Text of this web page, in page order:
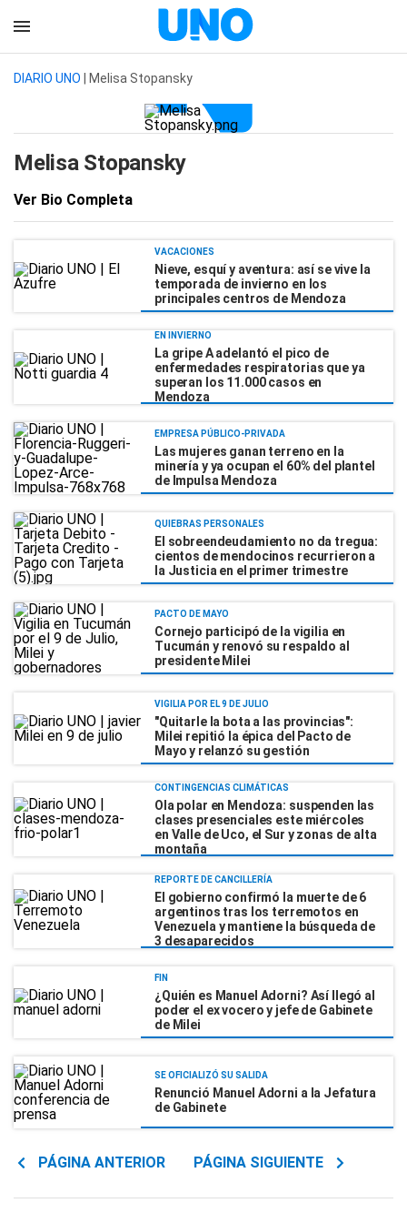
DIARIO UNO | Melisa Stopansky
Melisa Stopansky
Ver Bio Completa
VACACIONES
Nieve, esquí y aventura: así se vive la
temporada de invierno en los
principales centros de Mendoza
EN INVIERNO
La gripe A adelantó el pico de
enfermedades respiratorias que ya
superan los 11.000 casos en
Mendoza
EMPRESA PÚBLICO-PRIVADA
Las mujeres ganan terreno en la
minería y ya ocupan el 60% del plantel
de Impulsa Mendoza
QUIEBRAS PERSONALES
El sobreendeudamiento no da tregua:
cientos de mendocinos recurrieron a
la Justicia en el primer trimestre
PACTO DE MAYO
Cornejo participó de la vigilia en
Tucumán y renovó su respaldo al
presidente Milei
VIGILIA POR EL 9 DE JULIO
"Quitarle la bota a las provincias":
Milei repitió la épica del Pacto de
Mayo y relanzó su gestión
CONTINGENCIAS CLIMÁTICAS
Ola polar en Mendoza: suspenden las
clases presenciales este miércoles
en Valle de Uco, el Sur y zonas de alta
montaña
REPORTE DE CANCILLERÍA
El gobierno confirmó la muerte de 6
argentinos tras los terremotos en
Venezuela y mantiene la búsqueda de
3 desaparecidos
FIN
¿Quién es Manuel Adorni? Así llegó al
poder el ex vocero y jefe de Gabinete
de Milei
SE OFICIALIZÓ SU SALIDA
Renunció Manuel Adorni a la Jefatura
de Gabinete
PÁGINA ANTERIOR PÁGINA SIGUIENTE